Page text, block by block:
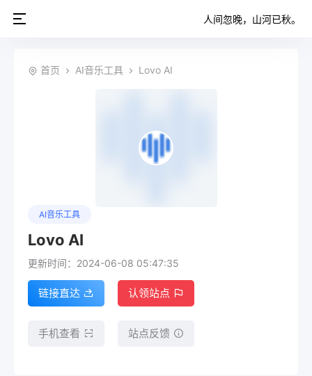
人间忽晚，山河已秋。
首页 AI音乐工具 Lovo AI
AI音乐工具
Lovo AI
更新时间：2024-06-08 05:47:35
链接直达 认领站点
手机查看 站点反馈